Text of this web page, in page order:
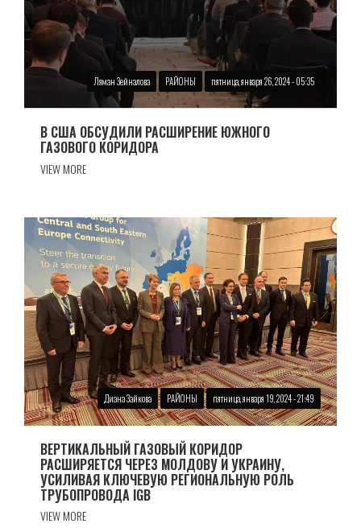
Ляман Зейналова РАЙОНЫ пятница, января 26, 2024 - 05:35
В США ОБСУДИЛИ РАСШИРЕНИЕ ЮЖНОГО
ГАЗОВОГО КОРИДОРА
VIEW MORE
Диана Зайкова РАЙОНЫ пятница, января 19, 2024 - 21:49
ВЕРТИКАЛЬНЫЙ ГАЗОВЫЙ КОРИДОР
РАСШИРЯЕТСЯ ЧЕРЕЗ МОЛДОВУ И УКРАИНУ,
УСИЛИВАЯ КЛЮЧЕВУЮ РЕГИОНАЛЬНУЮ РОЛЬ
ТРУБОПРОВОДА IGB
VIEW MORE